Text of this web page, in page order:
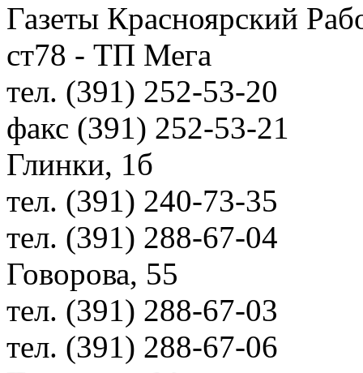
Газеты Красноярский
ст78 - ТП Мега
тел. (391) 252-53-20
факс (391) 252-53-21
Глинки, 1б
тел. (391) 240-73-35
тел. (391) 288-67-04
Говорова, 55
тел. (391) 288-67-03
тел. (391) 288-67-06